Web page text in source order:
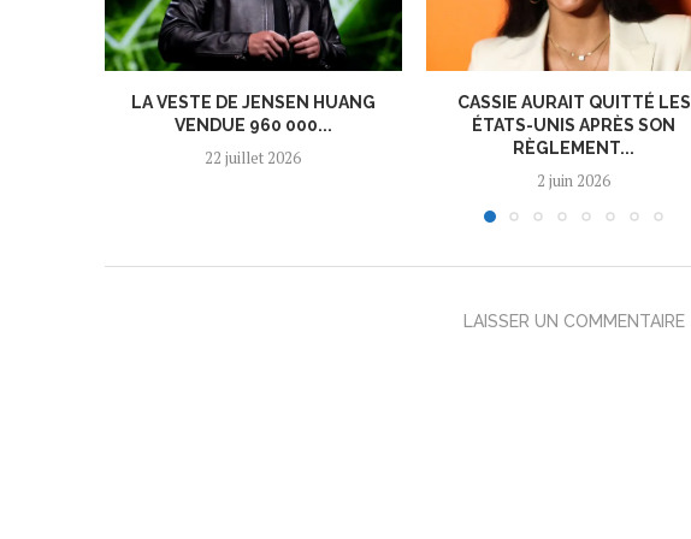
LA VESTE DE JENSEN HUANG
VENDUE 960 000...
22 juillet 2026
CASSIE AURAIT QUITTÉ LES
ÉTATS-UNIS APRÈS SON
RÈGLEMENT...
2 juin 2026
LAISSER UN COMMENTAIRE